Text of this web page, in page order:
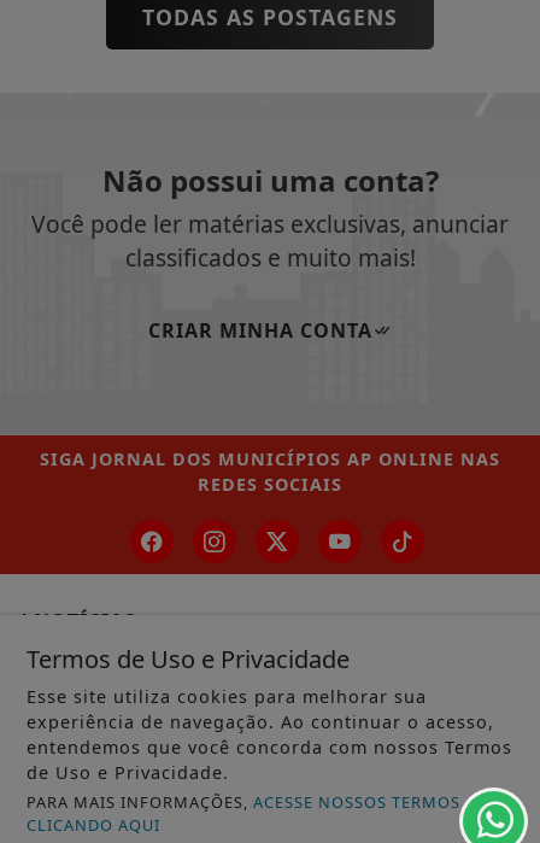
TODAS AS POSTAGENS
Não possui uma conta?
Você pode ler matérias exclusivas, anunciar
classificados e muito mais!
CRIAR MINHA CONTA
SIGA JORNAL DOS MUNICÍPIOS AP ONLINE NAS
REDES SOCIAIS
/ NOTÍCIAS
MUNICÍPIOS GERAL
MACAPÁ
SANTANA
LARANJAL DO JARI
Termos de Uso e Privacidade
Esse site utiliza cookies para melhorar sua
experiência de navegação. Ao continuar o acesso,
entendemos que você concorda com nossos Termos
de Uso e Privacidade.
PARA MAIS INFORMAÇÕES,ACESSE NOSSOS TERMOS
CLICANDO AQUI